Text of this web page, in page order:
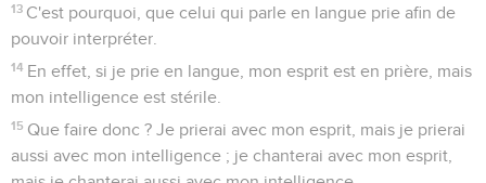
13 C'est pourquoi, que celui qui parle en langue prie afin de
pouvoir interpréter.
14 En effet, si je prie en langue, mon esprit est en prière, mais
mon intelligence est stérile.
15 Que faire donc ? Je prierai avec mon esprit, mais je prierai
aussi avec mon intelligence ; je chanterai avec mon esprit,